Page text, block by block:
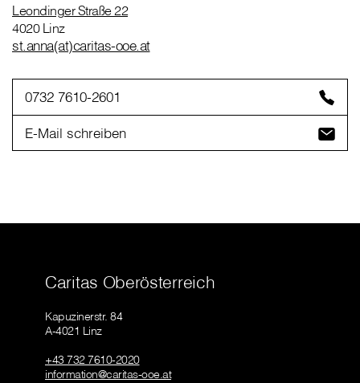
Leondinger Straße 22
4020 Linz
st.anna(at)caritas-ooe.at
0732 7610-2601
E-Mail schreiben
Caritas Oberösterreich
Kapuzinerstr. 84
A-4021 Linz
+43 732 7610-2020
information@caritas-ooe.at